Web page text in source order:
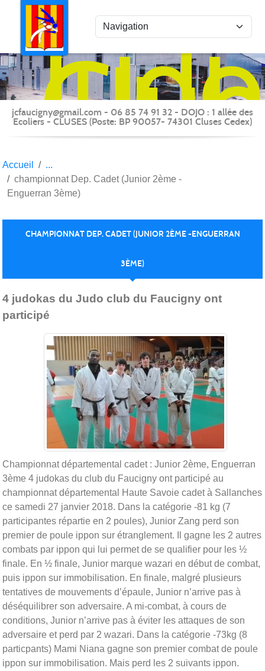
Judo
du
-
jcfaucigny@gmail.com - 06 85 74 91 32 - DOJO : 1 allée des
Ecoliers - CLUSES (Poste: BP 90057- 74301 Cluses Cedex)
Accueil
championnat Dep. Cadet (Junior 2ème -
Enguerran 3ème)
CHAMPIONNAT DEP. CADET (JUNIOR 2ÈME -ENGUERRAN
3ÈME)
4 judokas du Judo club du Faucigny ont
participé
Championnat départemental cadet : Junior 2ème, Enguerran
3ème 4 judokas du club du Faucigny ont participé au
championnat départemental Haute Savoie cadet à Sallanches
ce samedi 27 janvier 2018. Dans la catégorie -81 kg (7
participantes répartie en 2 poules), Junior Zang perd son
premier de poule ippon sur étranglement. Il gagne les 2 autres
combats par ippon qui lui permet de se qualifier pour les ½
finale. En ½ finale, Junior marque wazari en début de combat,
puis ippon sur immobilisation. En finale, malgré plusieurs
tentatives de mouvements d’épaule, Junior n’arrive pas à
déséquilibrer son adversaire. A mi-combat, à cours de
conditions, Junior n’arrive pas à éviter les attaques de son
adversaire et perd par 2 wazari. Dans la catégorie -73kg (8
particpants) Mami Niana gagne son premier combat de poule
ippon sur immobilisation. Mais perd les 2 suivants ippon.
Panneau de gestion des cookies